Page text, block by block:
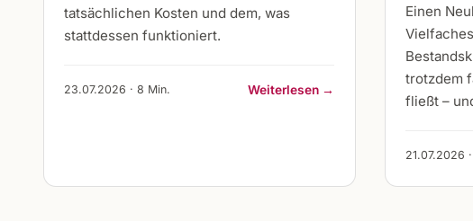
tatsächlichen Kosten und dem, was
stattdessen funktioniert.
23.07.2026 · 8 Min. Weiterlesen →
Einen
trotzdem
fließt –
21.07.2026